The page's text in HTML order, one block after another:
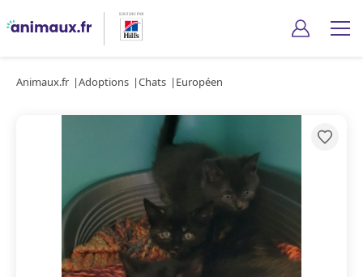
Animaux.fr Adoptions Chats Européen